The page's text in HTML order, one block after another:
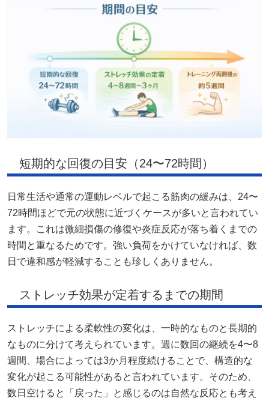
短期的な回復の目安（24〜72時間）
日常生活や通常の運動レベルで起こる筋肉の緩みは、24〜
72時間ほどで元の状態に近づくケースが多いと言われてい
ます。これは微細損傷の修復や炎症反応が落ち着くまでの
時間と重なるためです。強い負荷をかけていなければ、数
日で違和感が軽減することも珍しくありません。
ストレッチ効果が定着するまでの期間
ストレッチによる柔軟性の変化は、一時的なものと長期的
なものに分けて考えられています。週に数回の継続を4〜8
週間、場合によっては3か月程度続けることで、構造的な
変化が起こる可能性があると言われています。そのため、
数日空けると「戻った」と感じるのは自然な反応とも考え